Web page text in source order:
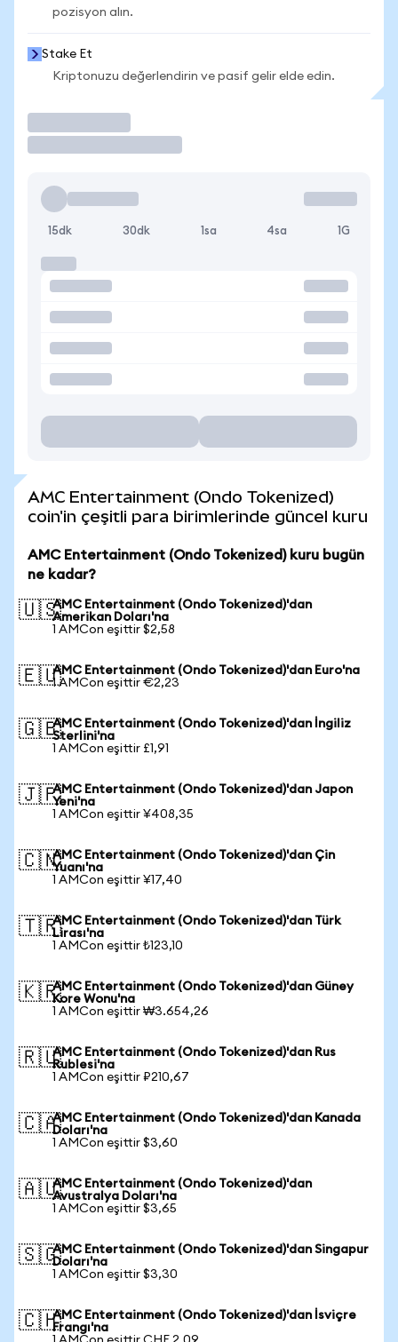
pozisyon alın.
Stake Et
Kriptonuzu değerlendirin ve pasif gelir elde edin.
15dk 30dk 1sa 4sa 1G
AMC Entertainment (Ondo Tokenized)
coin'in çeşitli para birimlerinde güncel kuru
AMC Entertainment (Ondo Tokenized) kuru bugün
ne kadar?
🇺🇸AMC Entertainment (Ondo Tokenized)'dan
Amerikan Doları'na
1 AMCon eşittir $2,58
🇪🇺AMC Entertainment (Ondo Tokenized)'dan Euro'na
1 AMCon eşittir €2,23
🇬🇧AMC Entertainment (Ondo Tokenized)'dan İngiliz
Sterlini'na
1 AMCon eşittir £1,91
🇯🇵AMC Entertainment (Ondo Tokenized)'dan Japon
Yeni'na
1 AMCon eşittir ¥408,35
🇨🇳AMC Entertainment (Ondo Tokenized)'dan Çin
Yuanı'na
1 AMCon eşittir ¥17,40
🇹🇷AMC Entertainment (Ondo Tokenized)'dan Türk
Lirası'na
1 AMCon eşittir ₺123,10
🇰🇷AMC Entertainment (Ondo Tokenized)'dan Güney
Kore Wonu'na
1 AMCon eşittir ₩3.654,26
🇷🇺AMC Entertainment (Ondo Tokenized)'dan Rus
Rublesi'na
1 AMCon eşittir ₽210,67
🇨🇦AMC Entertainment (Ondo Tokenized)'dan Kanada
Doları'na
1 AMCon eşittir $3,60
🇦🇺AMC Entertainment (Ondo Tokenized)'dan
Avustralya Doları'na
1 AMCon eşittir $3,65
🇸🇬AMC Entertainment (Ondo Tokenized)'dan Singapur
Doları'na
1 AMCon eşittir $3,30
🇨🇭AMC Entertainment (Ondo Tokenized)'dan İsviçre
Frangı'na